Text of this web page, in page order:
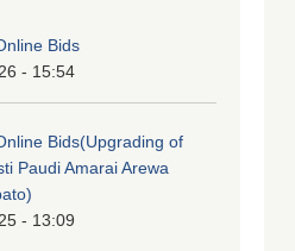
Bids
- 15:54
Bids(Upgrading of
Paudi Amarai Arewa
- 13:09